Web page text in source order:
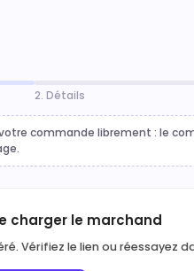
2. Détails
commande librement : le
charger le marchand
Vérifiez le lien ou réessayez